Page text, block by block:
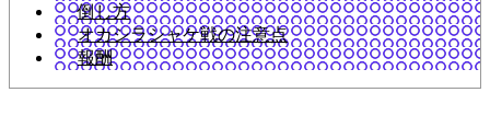
倒し方
オカシラシャケ戦の注意点
報酬